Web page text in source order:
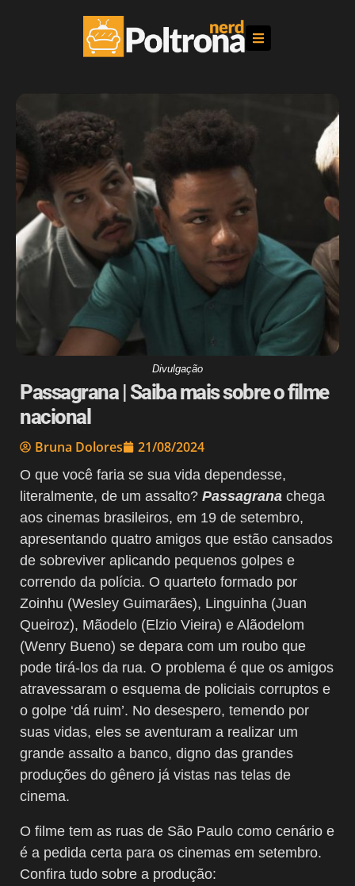
Divulgação
Passagrana | Saiba mais sobre o filme
nacional
Bruna Dolores 21/08/2024
O que você faria se sua vida dependesse,
literalmente, de um assalto? Passagrana chega
aos cinemas brasileiros, em 19 de setembro,
apresentando quatro amigos que estão cansados
de sobreviver aplicando pequenos golpes e
correndo da polícia. O quarteto formado por
Zoinhu (Wesley Guimarães), Linguinha (Juan
Queiroz), Mãodelo (Elzio Vieira) e Alãodelom
(Wenry Bueno) se depara com um roubo que
pode tirá-los da rua. O problema é que os amigos
atravessaram o esquema de policiais corruptos e
o golpe ‘dá ruim’. No desespero, temendo por
suas vidas, eles se aventuram a realizar um
grande assalto a banco, digno das grandes
produções do gênero já vistas nas telas de
cinema.
O filme tem as ruas de São Paulo como cenário e
é a pedida certa para os cinemas em setembro.
Confira tudo sobre a produção: